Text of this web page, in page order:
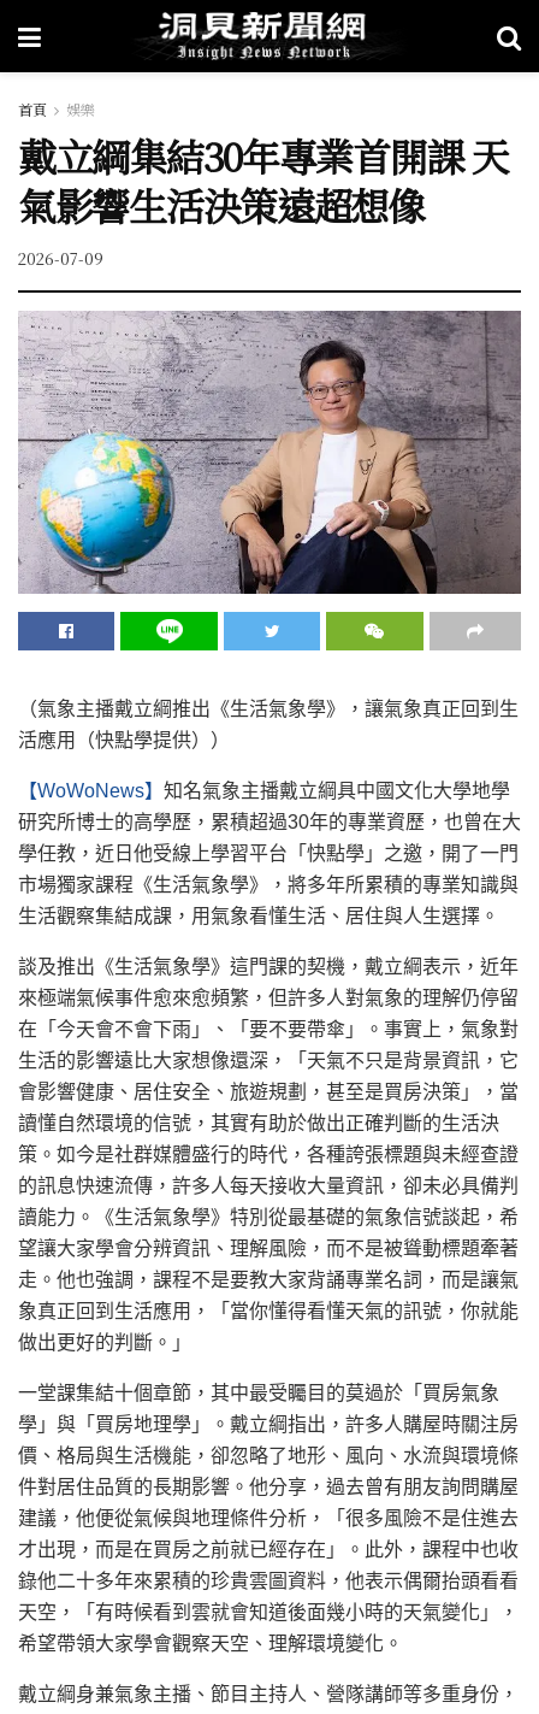
首頁 娛樂
戴立綱集結30年專業首開課 天
氣影響生活決策遠超想像
2026-07-09
（氣象主播戴立綱推出《生活氣象學》，讓氣象真正回到生
活應用（快點學提供））
【WoWoNews】 知名氣象主播戴立綱具中國文化大學地學
研究所博士的高學歷，累積超過30年的專業資歷，也曾在大
學任教，近日他受線上學習平台「快點學」之邀，開了一門
市場獨家課程《生活氣象學》，將多年所累積的專業知識與
生活觀察集結成課，用氣象看懂生活、居住與人生選擇。
談及推出《生活氣象學》這門課的契機，戴立綱表示，近年
來極端氣候事件愈來愈頻繁，但許多人對氣象的理解仍停留
在「今天會不會下雨」、「要不要帶傘」。事實上，氣象對
生活的影響遠比大家想像還深，「天氣不只是背景資訊，它
會影響健康、居住安全、旅遊規劃，甚至是買房決策」，當
讀懂自然環境的信號，其實有助於做出正確判斷的生活決
策。如今是社群媒體盛行的時代，各種誇張標題與未經查證
的訊息快速流傳，許多人每天接收大量資訊，卻未必具備判
讀能力。《生活氣象學》特別從最基礎的氣象信號談起，希
望讓大家學會分辨資訊、理解風險，而不是被聳動標題牽著
走。他也強調，課程不是要教大家背誦專業名詞，而是讓氣
象真正回到生活應用，「當你懂得看懂天氣的訊號，你就能
做出更好的判斷。」
一堂課集結十個章節，其中最受矚目的莫過於「買房氣象
學」與「買房地理學」。戴立綱指出，許多人購屋時關注房
價、格局與生活機能，卻忽略了地形、風向、水流與環境條
件對居住品質的長期影響。他分享，過去曾有朋友詢問購屋
建議，他便從氣候與地理條件分析，「很多風險不是住進去
才出現，而是在買房之前就已經存在」。此外，課程中也收
錄他二十多年來累積的珍貴雲圖資料，他表示偶爾抬頭看看
天空，「有時候看到雲就會知道後面幾小時的天氣變化」，
希望帶領大家學會觀察天空、理解環境變化。
戴立綱身兼氣象主播、節目主持人、營隊講師等多重身份，